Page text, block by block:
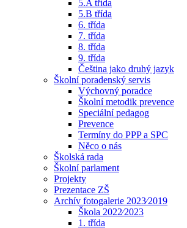
5.A třída
5.B třída
6. třída
7. třída
8. třída
9. třída
Čeština jako druhý jazyk
Školní poradenský servis
Výchovný poradce
Školní metodik prevence
Speciální pedagog
Prevence
Termíny do PPP a SPC
Něco o nás
Školská rada
Školní parlament
Projekty
Prezentace ZŠ
Archív fotogalerie 2023⁄2019
Škola 2022⁄2023
1. třída